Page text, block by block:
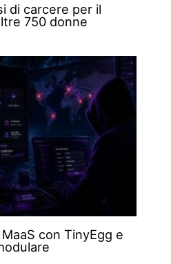
di carcere per il
750 donne
con TinyEgg e